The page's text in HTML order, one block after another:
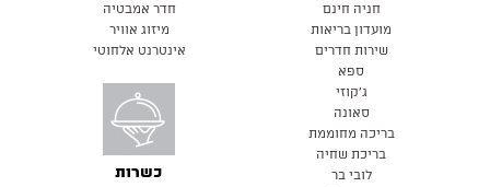
חניה חינם
מועדון בריאות
שירות חדרים
ספא
ג'קוזי
סאונה
בריכה מחוממת
בריכת שחיה
לובי בר
חדר אמבטיה
מיזוג אוויר
אינטרנט אלחוטי
כשרות